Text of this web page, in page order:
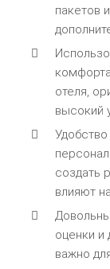
пакетов
отеля,
высокий
создать
влияют
оценки и
важно